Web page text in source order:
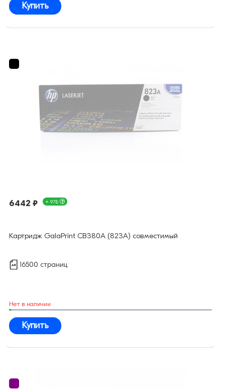
Купить
6442 ₽ + 97Б
Картридж GalaPrint CB380A (823A) совместимый
16500 страниц
Нет в наличии
Купить